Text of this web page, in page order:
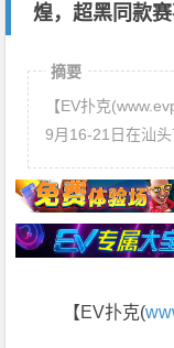
煌，超黑同款
摘要
【EV扑克
9月16-21日在汕头
【EV扑克(